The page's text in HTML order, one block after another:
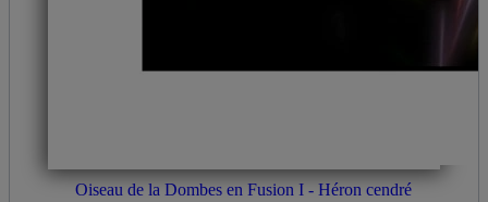
Oiseau de la Dombes en Fusion I - Héron cendré